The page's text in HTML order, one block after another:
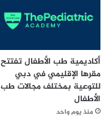
أكاديمية طب الأطفال تفتتح
مقرها الإقليمي في دبي
للتوعية بمختلف مجالات طب
الأطفال
منذ يوم واحد